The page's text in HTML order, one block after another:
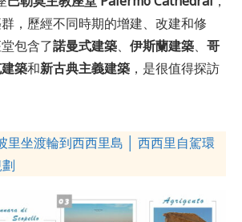
，歷經不同時期的增建、改建和修
包含了諾曼式建築、 伊斯蘭建築、 哥
築和新古典主義建築 ，是很值得探訪
里坐渡輪到西西里島 │ 西西里自駕環